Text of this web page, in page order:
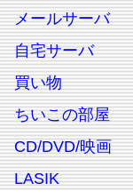
メールサーバ
自宅サーバ
買い物
ちいこの部屋
CD/DVD/映画
LASIK